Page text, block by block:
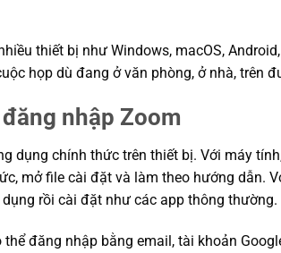
thiết bị như Windows, macOS,
họp dù đang ở văn phòng, ở nhà, trên
nhập Zoom
dụng chính thức trên thiết bị. Với máy
mở file cài đặt và làm theo hướng dẫn.
rồi cài đặt như các app thông thường.
đăng nhập bằng email, tài khoản